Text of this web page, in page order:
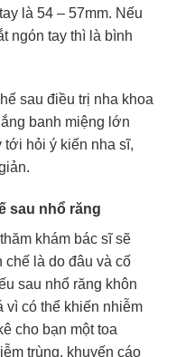
là 54 – 57mm. Nếu
ngón tay thì là bình
sau điều trị nha khoa
banh miệng lớn
tới hỏi ý kiến nha sĩ,
sau nhổ răng
khám bác sĩ sẽ
chế là do đâu và cố
sau nhổ răng khôn
vì có thể khiến nhiễm
cho bạn một toa
trùng, khuyến cáo